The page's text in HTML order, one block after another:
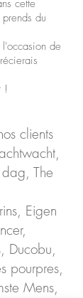
cette
du
de
!
clients
The
Eigen
Ducobu,
pourpres,
Mens,